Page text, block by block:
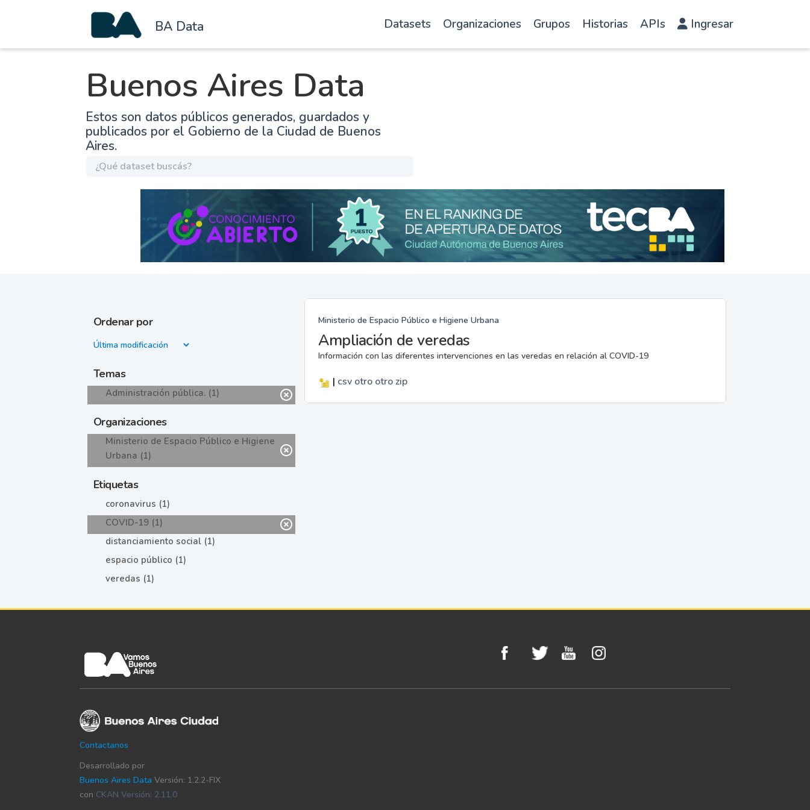
BA Data Datasets Organizaciones Grupos Historias APIs Ingresar
Buenos Aires Data
Estos son datos públicos generados, guardados y
publicados por el Gobierno de la Ciudad de Buenos
Aires.
Ordenar por
Temas
Administración pública. (1)
Organizaciones
Ministerio de Espacio Público e Higiene
Urbana (1)
Etiquetas
coronavirus (1)
COVID-19 (1)
distanciamiento social (1)
espacio público (1)
veredas (1)
Ministerio de Espacio Público e Higiene Urbana
Ampliación de veredas
Información con las diferentes intervenciones en las veredas en relación al COVID-19
| csv otro otrozip
Contactanos
Desarrollado por
Buenos Aires Data Versión: 1.2.2-FIX
con CKAN Versión: 2.11.0